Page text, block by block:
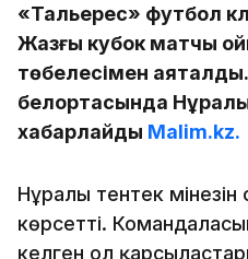
«Тальерес» футбол
Жазғы кубок матчы
төбелесімен
белортасында
хабарлайды Malim.kz.
Нұралы тентек
көрсетті.
келген ол